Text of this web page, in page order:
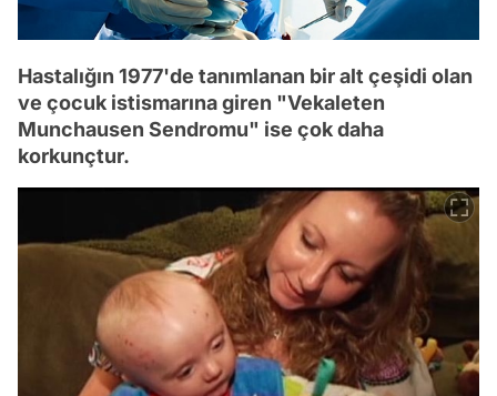
Hastalığın 1977'de tanımlanan bir alt çeşidi olan
ve çocuk istismarına giren "Vekaleten
Munchausen Sendromu" ise çok daha
korkunçtur.